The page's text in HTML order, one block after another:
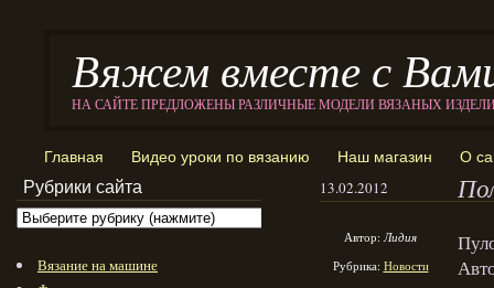
Вяжем вместе с
НА САЙТЕ ПРЕДЛОЖЕНЫ РАЗЛИЧНЫЕ МОДЕЛИ ВЯЗАНЫХ
Главная Видео уроки по вязанию Наш магазин О
13.02.2012
Автор:Лидия
Рубрика: Новости
Рубрики сайта
Вязание на машине